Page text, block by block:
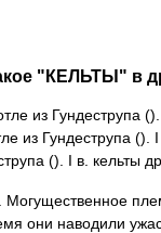
"КЕЛЬТЫ" в
из Гундеструпа
из Гундеструпа
(). I в.
они наводили